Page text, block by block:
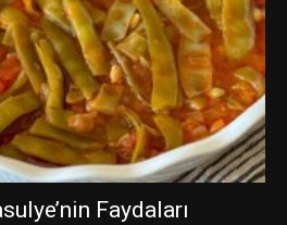
Faydaları